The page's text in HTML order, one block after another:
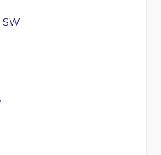
elektroniky
868 MHz